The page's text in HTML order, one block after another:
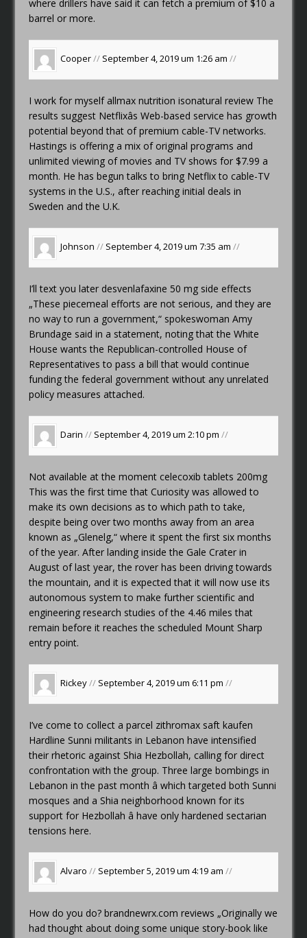
where drillers have said it can fetch a premium of $10 a
barrel or more.
Cooper// September 4, 2019 um 1:26 am//
I work for myselfallmax nutrition isonatural review The
results suggest Netflixâs Web-based service has growth
potential beyond that of premium cable-TV networks.
Hastings is offering a mix of original programs and
unlimited viewing of movies and TV shows for $7.99 a
month. He has begun talks to bring Netflix to cable-TV
systems in the U.S., after reaching initial deals in
Sweden and the U.K.
Johnson // September 4, 2019 um 7:35 am//
I’ll text you later desvenlafaxine 50 mg side effects
„These piecemeal efforts are not serious, and they are
no way to run a government,“ spokeswoman Amy
Brundage said in a statement, noting that the White
House wants the Republican-controlled House of
Representatives to pass a bill that would continue
funding the federal government without any unrelated
policy measures attached.
Darin // September 4, 2019 um 2:10 pm//
Not available at the momentcelecoxib tablets 200mg
This was the first time that Curiosity was allowed to
make its own decisions as to which path to take,
despite being over two months away from an area
known as „Glenelg,“ where it spent the first six months
of the year. After landing inside the Gale Crater in
August of last year, the rover has been driving towards
the mountain, and it is expected that it will now use its
autonomous system to make further scientific and
engineering research studies of the 4.46 miles that
remain before it reaches the scheduled Mount Sharp
entry point.
Rickey// September 4, 2019 um 6:11 pm//
I’ve come to collect a parcel zithromax saft kaufen
Hardline Sunni militants in Lebanon have intensified
their rhetoric against Shia Hezbollah, calling for direct
confrontation with the group. Three large bombings in
Lebanon in the past month â which targeted both Sunni
mosques and a Shia neighborhood known for its
support for Hezbollah â have only hardened sectarian
tensions here.
Alvaro // September 5, 2019 um 4:19 am//
How do you do?brandnewrx.com reviews „Originally we
had thought about doing some unique story-book like